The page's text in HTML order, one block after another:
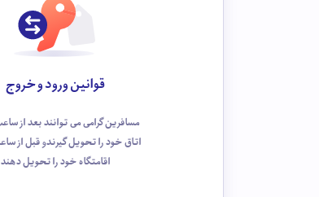
قوانین ورود و خروج
اقامتگاه خود را تحویل دهند